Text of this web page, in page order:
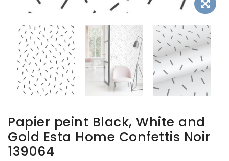
Papier peint Black, White and
Gold Esta Home Confettis Noir
139064